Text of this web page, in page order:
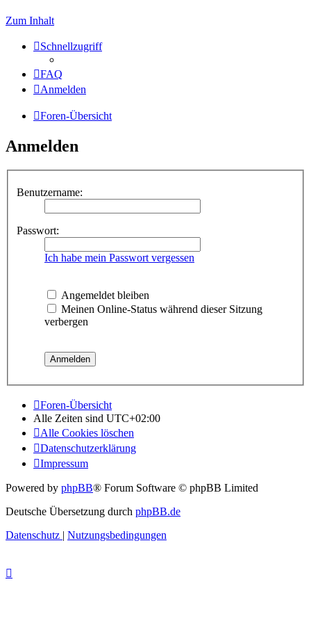
Zum Inhalt
Schnellzugriff
FAQ
Anmelden
Foren-Übersicht
Anmelden
Benutzername:
Passwort:
Ich habe mein Passwort vergessen
Angemeldet bleiben
Meinen Online-Status während dieser Sitzung
verbergen
Foren-Übersicht
Alle Zeiten sind UTC+02:00
Alle Cookies löschen
Datenschutzerklärung
Impressum
Powered by phpBB® Forum Software © phpBB Limited
Deutsche Übersetzung durch phpBB.de
Datenschutz | Nutzungsbedingungen